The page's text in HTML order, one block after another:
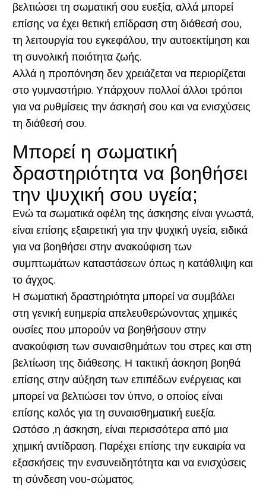
βελτιώσει τη σωματική σου ευεξία, αλλά μπορεί
επίσης να έχει θετική επίδραση στη διάθεσή σου,
τη λειτουργία του εγκεφάλου, την αυτοεκτίμηση και
τη συνολική ποιότητα ζωής.
Αλλά η προπόνηση δεν χρειάζεται να περιορίζεται
στο γυμναστήριο. Υπάρχουν πολλοί άλλοι τρόποι
για να ρυθμίσεις την άσκησή σου και να ενισχύσεις
τη διάθεσή σου.
Μπορεί η σωματική
δραστηριότητα να βοηθήσει
την ψυχική σου υγεία;
Ενώ τα σωματικά οφέλη της άσκησης είναι γνωστά,
είναι επίσης εξαιρετική για την ψυχική υγεία, ειδικά
για να βοηθήσει στην ανακούφιση των
συμπτωμάτων καταστάσεων όπως η κατάθλιψη και
το άγχος.
Η σωματική δραστηριότητα μπορεί να συμβάλει
στη γενική ευημερία απελευθερώνοντας χημικές
ουσίες που μπορούν να βοηθήσουν στην
ανακούφιση των συναισθημάτων του στρες και στη
βελτίωση της διάθεσης. Η τακτική άσκηση βοηθά
επίσης στην αύξηση των επιπέδων ενέργειας και
μπορεί να βελτιώσει τον ύπνο, ο οποίος είναι
επίσης καλός για τη συναισθηματική ευεξία.
Ωστόσο ,η άσκηση, είναι περισσότερα από μια
χημική αντίδραση. Παρέχει επίσης την ευκαιρία να
εξασκήσεις την ενσυνειδητότητα και να ενισχύσεις
τη σύνδεση νου-σώματος.